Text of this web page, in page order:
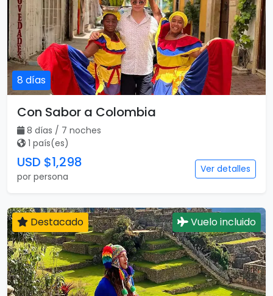
8 días
Con Sabor a Colombia
8 días / 7 noches
1 país(es)
USD $1,298
por persona
Ver detalles
Destacado Vuelo incluido